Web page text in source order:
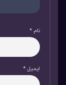
نام *
ایمیل*